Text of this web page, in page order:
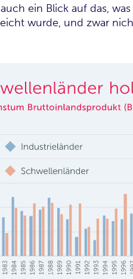
ein Blick auf das,
wurde, und zwar